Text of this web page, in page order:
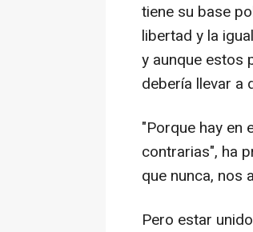
tiene su base
libertad y la
y aunque estos
debería llevar a
"Porque hay en
contrarias", ha
que nunca, nos
Pero estar